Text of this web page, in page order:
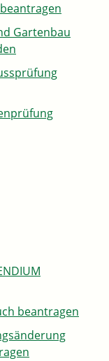
Gartenbau
beantragen